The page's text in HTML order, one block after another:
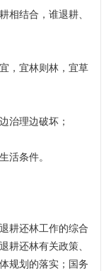
相结合，谁退耕、
，宜林则林，宜草
治理边破坏；
活条件。
耕还林工作的综合
耕还林有关政策、
规划的落实；国务